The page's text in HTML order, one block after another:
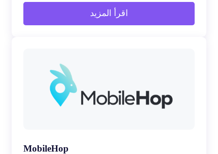
اقرأ المزيد
MobileHop